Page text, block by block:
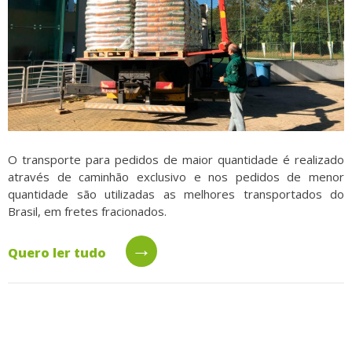
O transporte para pedidos de maior quantidade é realizado
através de caminhão exclusivo e nos pedidos de menor
quantidade são utilizadas as melhores transportados do
Brasil, em fretes fracionados.
Quero ler tudo →
Relatório Transparência
Trabalhe Conosco